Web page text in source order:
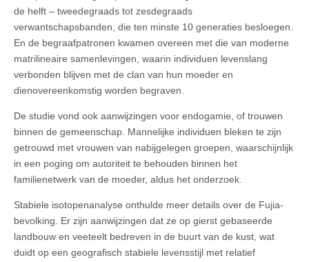
de helft – tweedegraads tot zesdegraads
verwantschapsbanden, die ten minste 10 generaties besloegen.
En de begraafpatronen kwamen overeen met die van moderne
matrilineaire samenlevingen, waarin individuen levenslang
verbonden blijven met de clan van hun moeder en
dienovereenkomstig worden begraven.
De studie vond ook aanwijzingen voor endogamie, of trouwen
binnen de gemeenschap. Mannelijke individuen bleken te zijn
getrouwd met vrouwen van nabijgelegen groepen, waarschijnlijk
in een poging om autoriteit te behouden binnen het
familienetwerk van de moeder, aldus het onderzoek.
Stabiele isotopenanalyse onthulde meer details over de Fujia-
bevolking. Er zijn aanwijzingen dat ze op gierst gebaseerde
landbouw en veeteelt bedreven in de buurt van de kust, wat
duidt op een geografisch stabiele levensstijl met relatief